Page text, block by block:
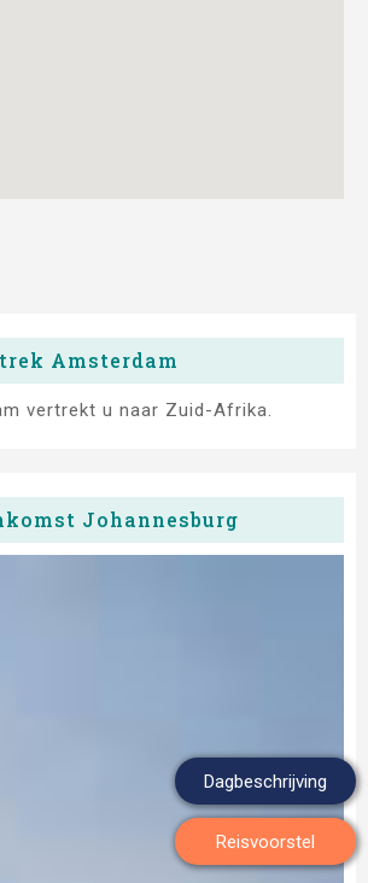
Amsterdam
vertrekt u naar Zuid-Afrika.
Johannesburg
Dagbeschrijving
Reisvoorstel